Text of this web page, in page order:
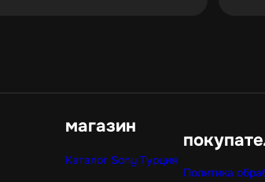
магазин
Каталог Sony Турция
Политика